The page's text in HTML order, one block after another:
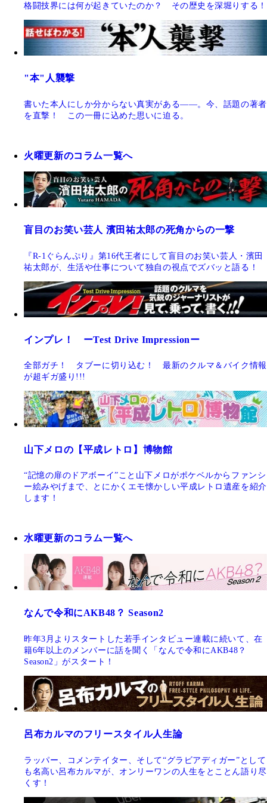
格闘技界には何が起きていたのか？ その歴史を深堀りする！
"本"人襲撃
書いた本人にしか分からない真実がある――。今、話題の著者
を直撃！ この一冊に込めた思いに迫る。
火曜更新のコラム一覧へ
盲目のお笑い芸人 濱田祐太郎の死角からの一撃
『R-1ぐらんぷり』第16代王者にして盲目のお笑い芸人・濱田
祐太郎が、生活や仕事について独自の視点でズバッと語る！
インプレ！ ーTest Drive Impressionー
全部ガチ！ タブーに切り込む！ 最新のクルマ＆バイク情報
が超ギガ盛り!!!
山下メロの【平成レトロ】博物館
“記憶の扉のドアボーイ”こと山下メロがポケベルからファンシ
ー絵みやげまで、とにかくエモ懐かしい平成レトロ遺産を紹介
します！
水曜更新のコラム一覧へ
なんで令和にAKB48？ Season2
昨年3月よりスタートした若手インタビュー連載に続いて、在
籍6年以上のメンバーに話を聞く「なんで令和にAKB48？
Season2」がスタート！
呂布カルマのフリースタイル人生論
ラッパー、コメンテイター、そして“グラビアディガー”として
も名高い呂布カルマが、オンリーワンの人生をとことん語り尽
くす！